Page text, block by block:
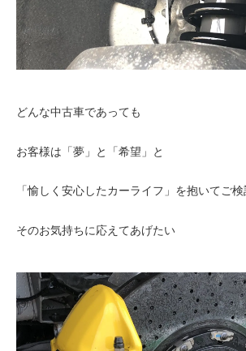
どんな中古車であっても
お客様は「夢」と「希望」と
「愉しく安心したカーライフ」を抱いてご
そのお気持ちに応えてあげたい